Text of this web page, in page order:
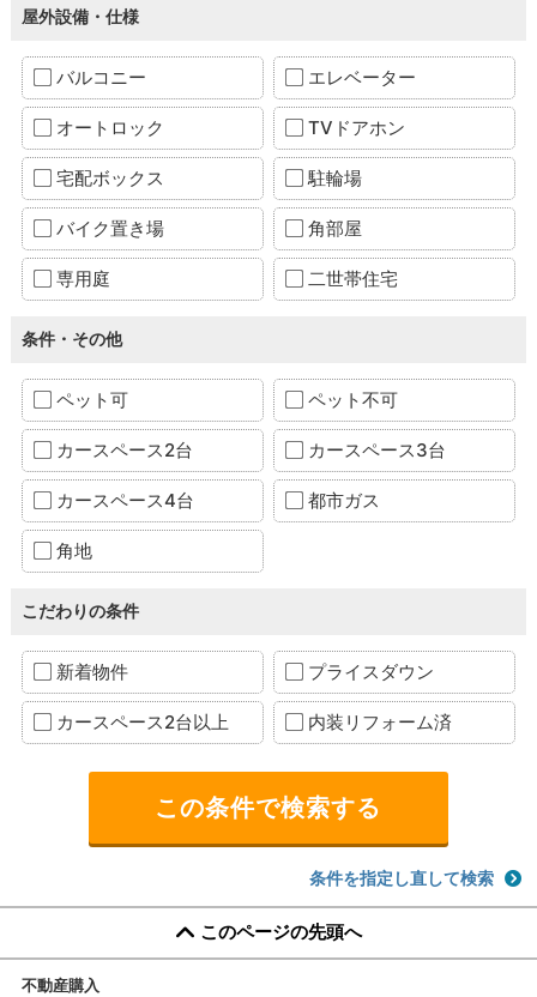
屋外設備・仕様
バルコニー エレベーター
オートロック TVドアホン
宅配ボックス 駐輪場
バイク置き場 角部屋
専用庭 二世帯住宅
条件・その他
ペット可 ペット不可
カースペース2台 カースペース3台
カースペース4台 都市ガス
角地
こだわりの条件
新着物件 プライスダウン
カースペース2台以上 内装リフォーム済
条件を指定し直して検索
このページの先頭へ
不動産購入